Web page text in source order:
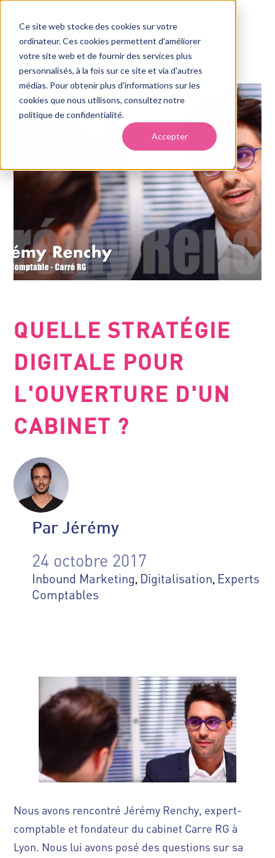
Ce site web stocke des cookies sur votre
ordinateur. Ces cookies permettent d'améliorer
votre site web et de fournir des services plus
personnalisés, à la fois sur ce site et via d'autres
médias. Pour obtenir plus d'informations sur les
cookies que nous utilisons, consultez notre
politique de confidentialité.
Accepter
QUELLE STRATÉGIE
DIGITALE POUR
L'OUVERTURE D'UN
CABINET ?
Par Jérémy
24 octobre 2017
Inbound Marketing , Digitalisation, Experts
Comptables
Nous avons rencontré Jérémy Renchy, expert-
comptable et fondateur du cabinet Carre RG à
Lyon. Nous lui avons posé des questions sur sa